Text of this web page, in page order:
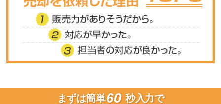
まずは簡単60 秒入力で